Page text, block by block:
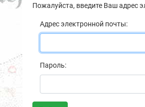
Пожалуйста, введите Ваш адрес
Адрес электронной почты:
Пароль: